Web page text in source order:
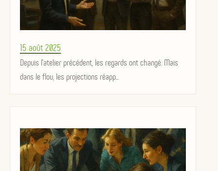
Posted
on
15 août 2025
Depuis l’atelier précédent, les regards ont changé. Mais
dans le flou, les projections réapp...